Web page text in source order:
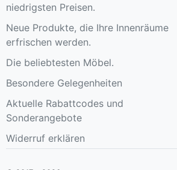
niedrigsten Preisen.
Neue Produkte, die Ihre Innenräume
erfrischen werden.
Die beliebtesten Möbel.
Besondere Gelegenheiten
Aktuelle Rabattcodes und
Sonderangebote
Widerruf erklären